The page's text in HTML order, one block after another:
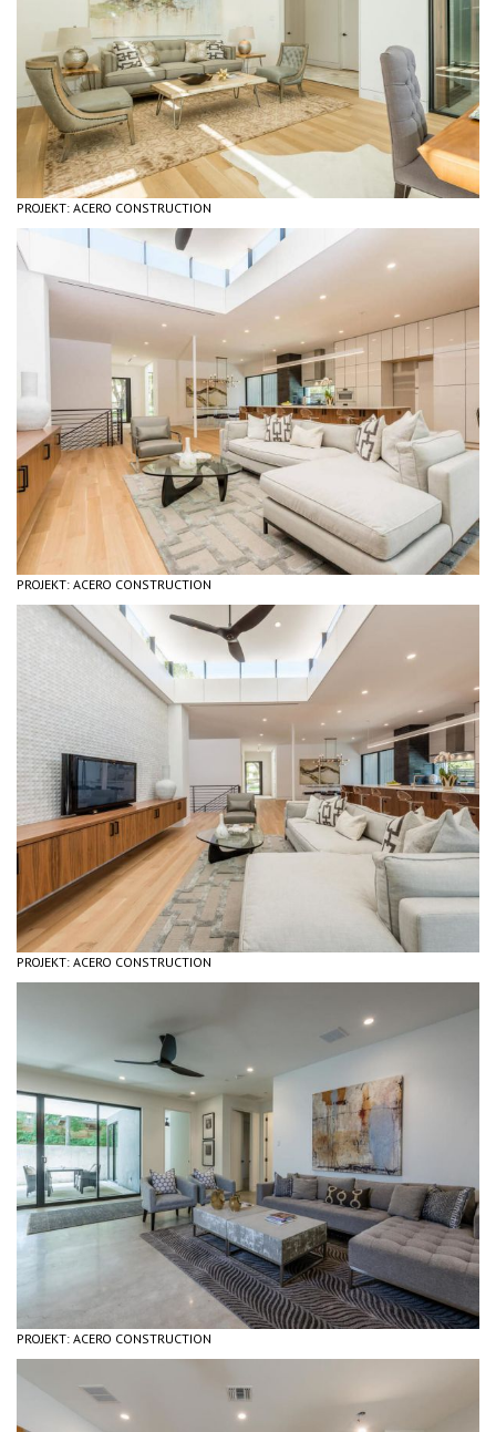
PROJEKT: ACERO CONSTRUCTION
PROJEKT: ACERO CONSTRUCTION
PROJEKT: ACERO CONSTRUCTION
PROJEKT: ACERO CONSTRUCTION